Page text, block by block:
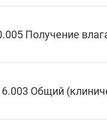
Получение
Общий